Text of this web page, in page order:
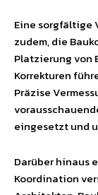
Eine sorgfältige
zudem, die
Platzierung von
Korrekturen
Präzise
eingesetzt und
Darüber hinaus
Koordination